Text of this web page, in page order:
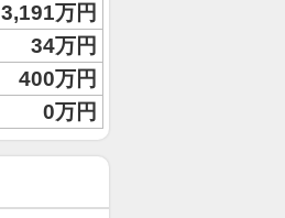
3,191万円
34万円
400万円
0万円